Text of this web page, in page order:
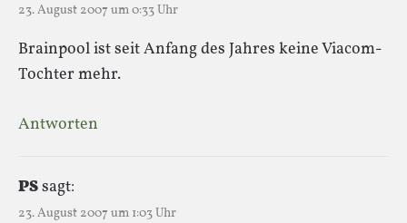
23. August 2007 um 0:33 Uhr
Brainpool ist seit Anfang des Jahres keine Viacom-
Tochter mehr.
Antworten
PSsagt:
23. August 2007 um 1:03 Uhr